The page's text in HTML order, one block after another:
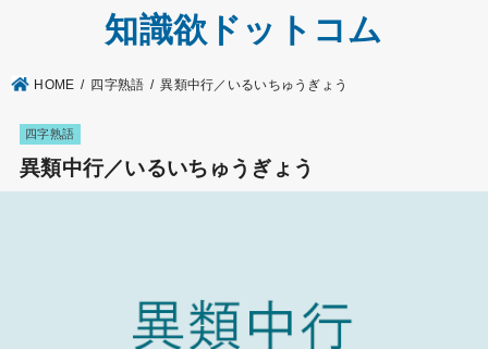
知識欲ドットコム
HOME 四字熟語 異類中行／いるいちゅうぎょう
四字熟語
異類中行／いるいちゅうぎょう